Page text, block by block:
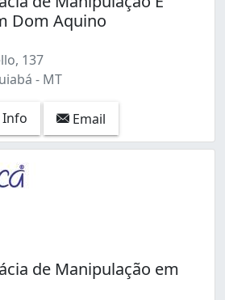
(1)
(3)
Dom Aquino
137
- MT
Info Email
de Manipulação em